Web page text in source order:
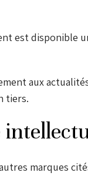
est disponible
aux
tiers.
marques